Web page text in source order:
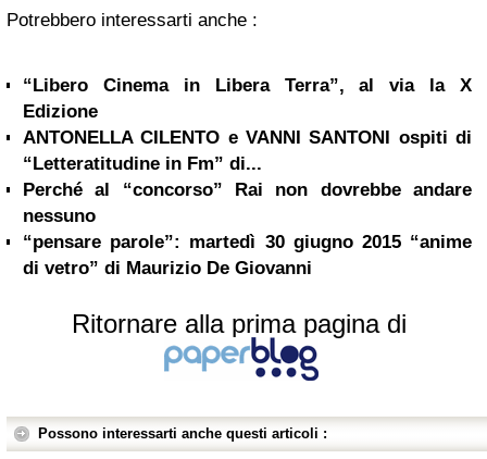
Potrebbero interessarti anche :
“Libero Cinema in Libera Terra”, al via la X
Edizione
ANTONELLA CILENTO e VANNI SANTONI ospiti di
“Letteratitudine in Fm” di...
Perché al “concorso” Rai non dovrebbe andare
nessuno
“pensare parole”: martedì 30 giugno 2015 “anime
di vetro” di Maurizio De Giovanni
Ritornare alla prima pagina di
Possono interessarti anche questi articoli :